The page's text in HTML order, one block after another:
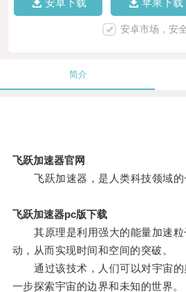
安卓下载 苹果下载
安卓市场，安
简介
飞跃加速器官网
飞跃加速器，是人类科技领域的
飞跃加速器pc版下载
其原理是利用强大的能量加速粒
动，从而实现时间和空间的突破。
通过该技术，人们可以对宇宙的
一步探索宇宙的边界和未知的世界。